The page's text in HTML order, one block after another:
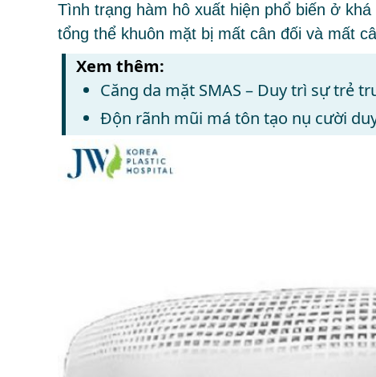
Tình trạng hàm hô xuất hiện phổ biến ở
tổng thể khuôn mặt bị mất cân đối và mất
Xem thêm:
Căng da mặt SMAS – Duy trì sự trẻ
Độn rãnh mũi má tôn tạo nụ cười